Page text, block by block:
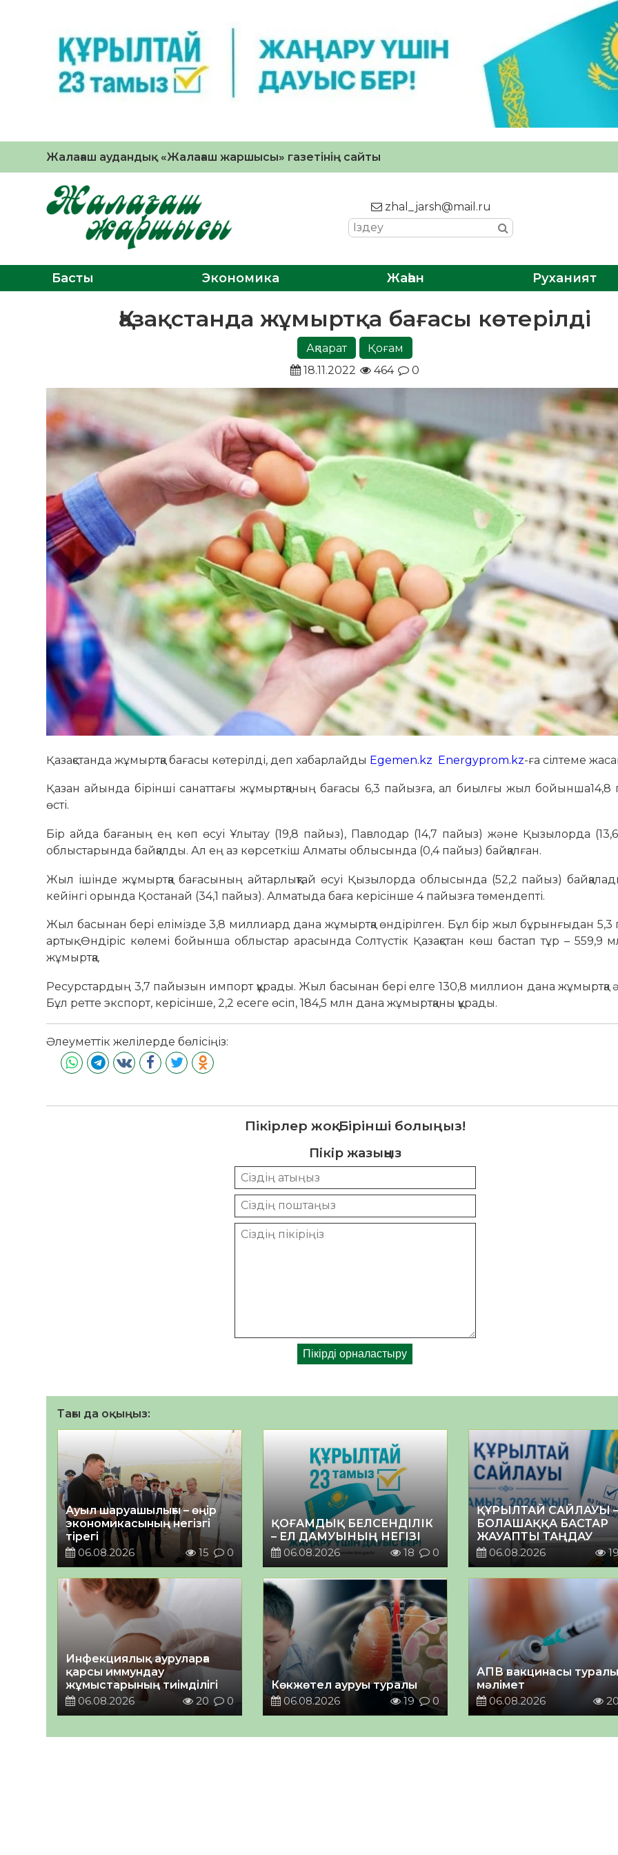
Жалағаш аудандық «Жалағаш жаршысы» газетінің сайты
zhal_jarsh@mail.ru
Басты Экономика Жаһан Руханият
Қазақстанда жұмыртқа бағасы көтерілді
Ақпарат
Қоғам
18.11.2022
464 0
Қазақстанда жұмыртқа бағасы көтерілді, деп хабарлайды Egemen.kz Energyprom.kz-ға сілтеме
Қазан айында бірінші санаттағы жұмыртқаның бағасы 6,3 пайызға, ал биылғы жыл бойынша14,8
өсті.
Бір айда бағаның ең көп өсуі Ұлытау (19,8 пайыз), Павлодар (14,7 пайыз) және Қызылорда
облыстарында байқалды. Ал ең аз көрсеткіш Алматы облысында (0,4 пайыз) байқалған.
Жыл ішінде жұмыртқа бағасының айтарлықтай өсуі Қызылорда облысында (52,2 пайыз)
кейінгі орында Қостанай (34,1 пайыз). Алматыда баға керісінше 4 пайызға төмендепті.
Жыл басынан бері елімізде 3,8 миллиард дана жұмыртқа өндірілген. Бұл бір жыл бұрынғыдан 5,3
артық. Өндіріс көлемі бойынша облыстар арасында Солтүстік Қазақстан көш бастап тұр – 559,9
жұмыртқа.
Ресурстардың 3,7 пайызын импорт құрады. Жыл басынан бері елге 130,8 миллион дана жұмыртқа
Бұл ретте экспорт, керісінше, 2,2 есеге өсіп, 184,5 млн дана жұмыртқаны құрады.
Әлеуметтік желілерде бөлісіңіз:
Пікірлер жоқ. Бірінші болыңыз!
Пікір жазыңыз
Тағы да оқыңыз:
Ауыл шаруашылығы – өңір
экономикасының негізгі
тірегі
06.08.2026
15 0
ҚОҒАМДЫҚ БЕЛСЕНДІЛІК
– ЕЛ ДАМУЫНЫҢ НЕГІЗІ
06.08.2026
18 0
ҚҰРЫЛТАЙ САЙЛАУЫ –
БОЛАШАҚҚА БАСТАР
ЖАУАПТЫ ТАҢДАУ
06.08.2026
19
Инфекциялық ауруларға
қарсы иммундау
жұмыстарының тиімділігі
06.08.2026
20 0
Көкжөтел ауруы туралы
06.08.2026
19 0
АПВ вакцинасы туралы
мәлімет
06.08.2026
20